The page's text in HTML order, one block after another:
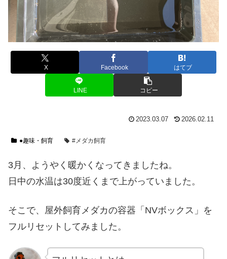
X Facebook はてブ
LINE コピー
2023.03.07 2026.02.11
●趣味・飼育 #メダカ飼育
3月、ようやく暖かくなってきましたね。
日中の水温は30度近くまで上がっていました。
そこで、屋外飼育メダカの容器「NVボックス」を
フルリセットしてみました。